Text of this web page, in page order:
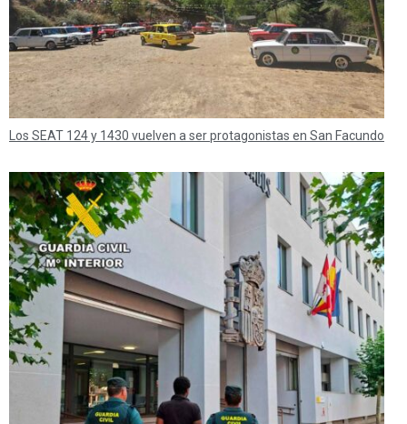
Los SEAT 124 y 1430 vuelven a ser protagonistas en San Facundo